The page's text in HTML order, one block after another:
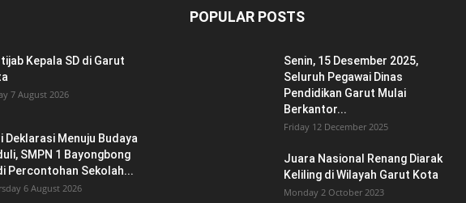
Kepala SD di Garut
7 August 2026
Deklarasi Menuju Budaya
SMPN 1 Bayongbong
Percontohan Sekolah...
6 August 2026
POPULAR POSTS
Senin, 15 Desember 2025,
Seluruh Pegawai Dinas
Pendidikan Garut Mulai
Berkantor...
Friday 12 December 2025
Juara Nasional Renang Diarak
Keliling di Wilayah Garut Kota
Monday 2 October 2023